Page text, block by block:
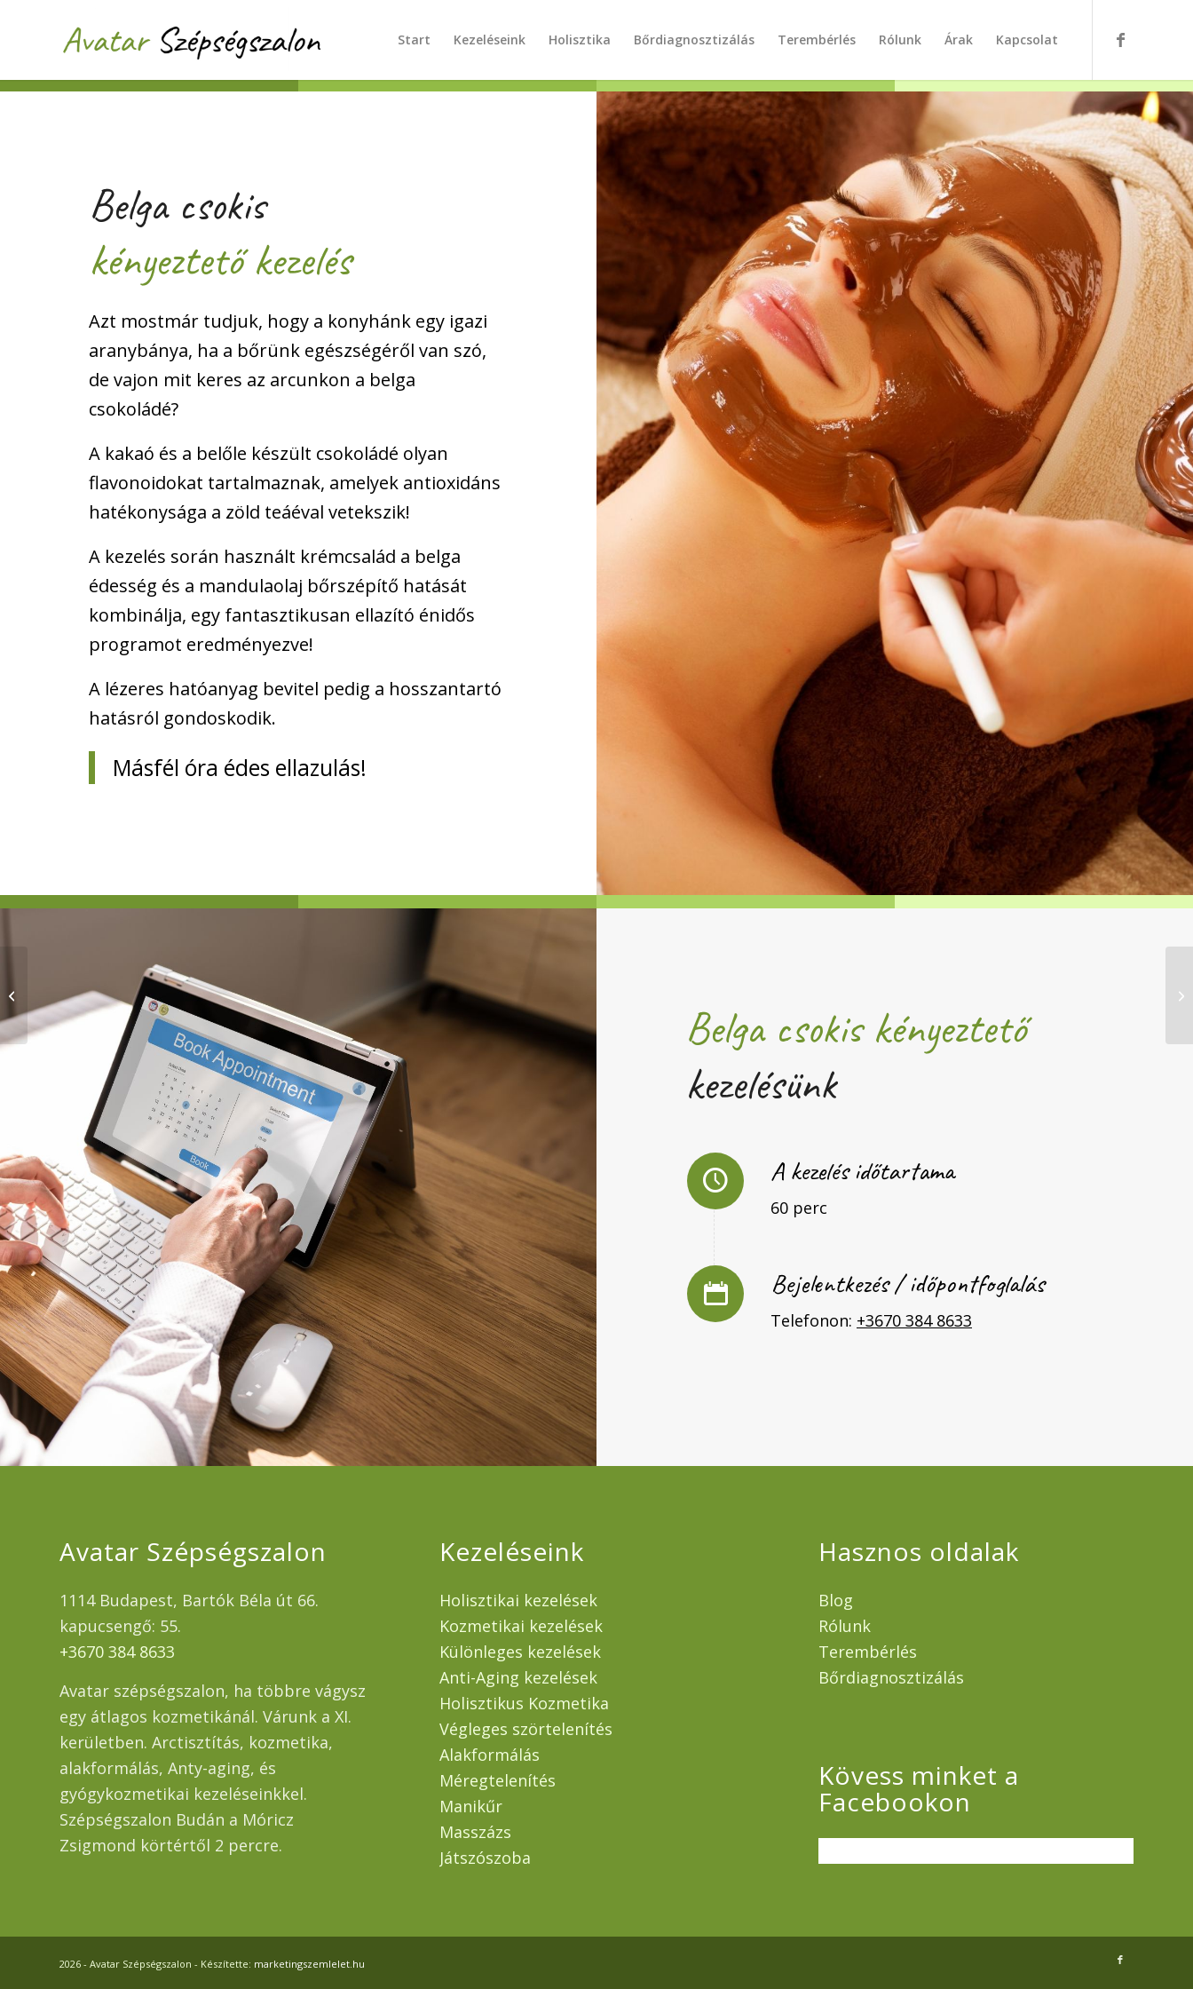
Start Kezeléseink Holisztika Bőrdiagnosztizálás Terembérlés Rólunk Árak Kapcsolat
Belga csokis
kényeztető kezelés
Azt mostmár tudjuk, hogy a konyhánk egy igazi
aranybánya, ha a bőrünk egészségéről van szó,
de vajon mit keres az arcunkon a belga
csokoládé?
A kakaó és a belőle készült csokoládé olyan
flavonoidokat tartalmaznak, amelyek antioxidáns
hatékonysága a zöld teáéval vetekszik!
A kezelés során használt krémcsalád a belga
édesség és a mandulaolaj bőrszépítő hatását
kombinálja, egy fantasztikusan ellazító énidős
programot eredményezve!
A lézeres hatóanyag bevitel pedig a hosszantartó
hatásról gondoskodik.
Másfél óra édes ellazulás!
Belga csokis kényeztető
kezelésünk
A kezelés időtartama
60 perc
Bejelentkezés / időpontfoglalás
Telefonon: +3670 384 8633
Avatar Szépségszalon
1114 Budapest, Bartók Béla út 66.
kapucsengő: 55.
+3670 384 8633
Avatar szépségszalon, ha többre vágysz
egy átlagos kozmetikánál. Várunk a XI.
kerületben. Arctisztítás, kozmetika,
alakformálás, Anty-aging, és
gyógykozmetikai kezeléseinkkel.
Szépségszalon Budán a Móricz
Zsigmond körtértől 2 percre.
Kezeléseink
Holisztikai kezelések
Kozmetikai kezelések
Különleges kezelések
Anti-Aging kezelések
Holisztikus Kozmetika
Végleges szörtelenítés
Alakformálás
Méregtelenítés
Manikűr
Masszázs
Játszószoba
Hasznos oldalak
Blog
Rólunk
Terembérlés
Bőrdiagnosztizálás
Kövess minket a
Facebookon
2026 - Avatar Szépségszalon - Készítette: marketingszemlelet.hu
kezelés